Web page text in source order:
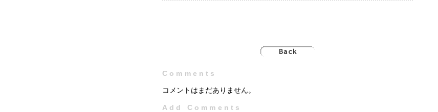
Comments
コメントはまだありません。
Add Comments